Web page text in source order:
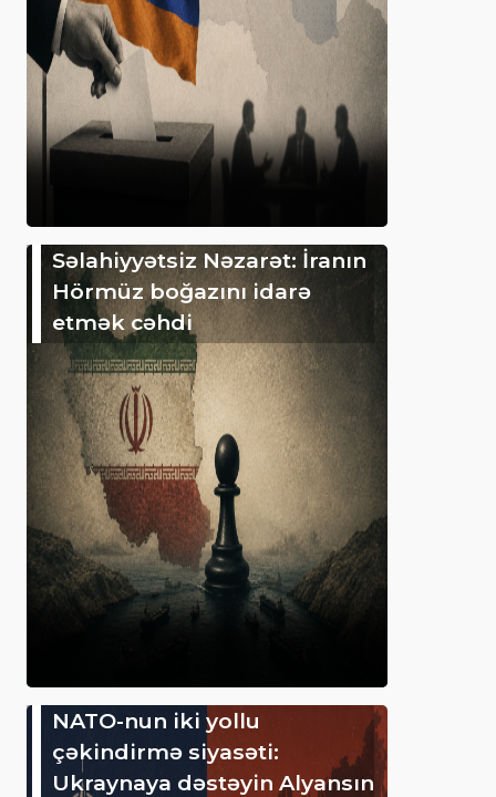
Səlahiyyətsiz Nəzarət: İranın
Hörmüz boğazını idarə
etmək cəhdi
NATO-nun iki yollu
çəkindirmə siyasəti:
Ukraynaya dəstəyin Alyansın